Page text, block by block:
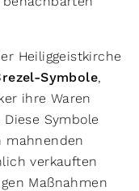
Heiliggeistkirche
Symbole,
ihre Waren
Symbole
mahnenden
verkauften
Maßnahmen